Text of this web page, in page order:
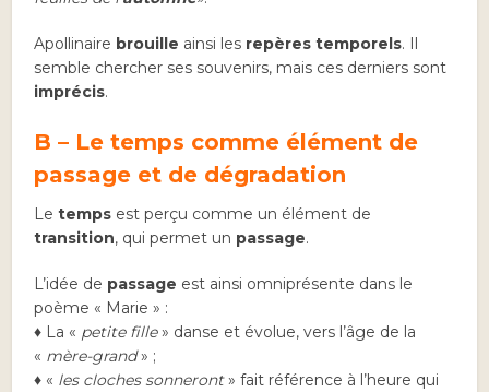
Apollinaire brouille ainsi les repères temporels. Il
semble chercher ses souvenirs, mais ces derniers sont
imprécis.
B – Le temps comme élément de
passage et de dégradation
Le temps est perçu comme un élément de
transition, qui permet un passage.
L’idée de passage est ainsi omniprésente dans le
poème « Marie » :
♦ La « petite fille» danse et évolue, vers l’âge de la
« mère-grand» ;
♦ « les cloches sonneront» fait référence à l’heure qui